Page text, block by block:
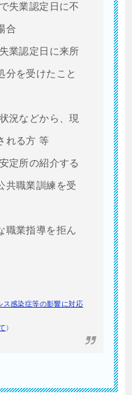
失業認定日に不
合
業認定日に来所
分を受けたこと
況などから、現
れる方 等
定所の紹介する
共職業訓練を受
職業指導を拒ん
ス感染症等の影響に対応
）